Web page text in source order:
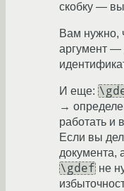
скобку —
Вам нужно,
аргумент —
И еще:
→
работать и
Если вы
документа,
\gdef не